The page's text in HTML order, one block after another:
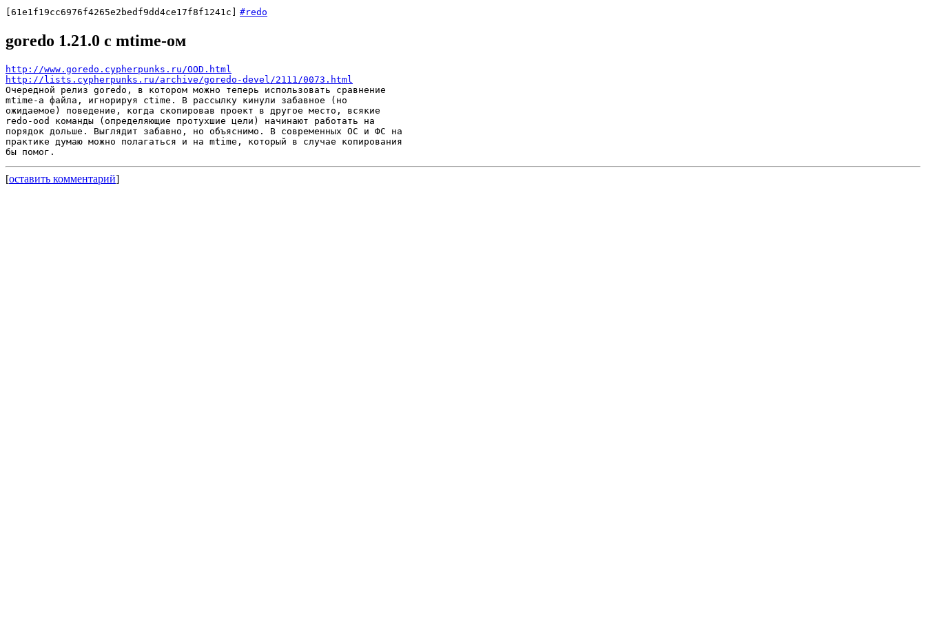
[61e1f19cc6976f4265e2bedf9dd4ce17f8f1241c] #redo
goredo 1.21.0 с mtime-ом
http://www.goredo.cypherpunks.ru/OOD.html
http://lists.cypherpunks.ru/archive/goredo-devel/2111/0073.html
Очередной релиз goredo, в котором можно теперь использовать сравнение
mtime-а файла, игнорируя ctime. В рассылку кинули забавное (но
ожидаемое) поведение, когда скопировав проект в другое место, всякие
redo-ood команды (определяющие протухшие цели) начинают работать на
порядок дольше. Выглядит забавно, но объяснимо. В современных ОС и ФС на
практике думаю можно полагаться и на mtime, который в случае копирования
[оставить комментарий]